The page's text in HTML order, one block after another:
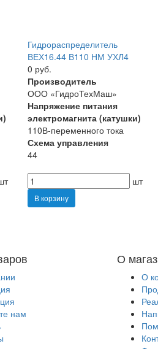
Гидрораспределитель
ВЕХ16.44 В110 НМ УХЛ4
0 руб.
Производитель
ООО «ГидроТехМаш»
Напряжение питания
электромагнита (катушки)
110В-переменного тока
Схема управления
44
шт
В корзину
О
О
нам